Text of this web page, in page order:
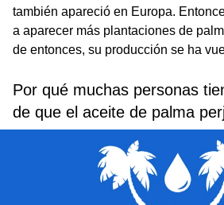
también apareció en Europa.
a aparecer más plantaciones de
de entonces, su producción se ha
Por qué muchas personas
de que el aceite de palma